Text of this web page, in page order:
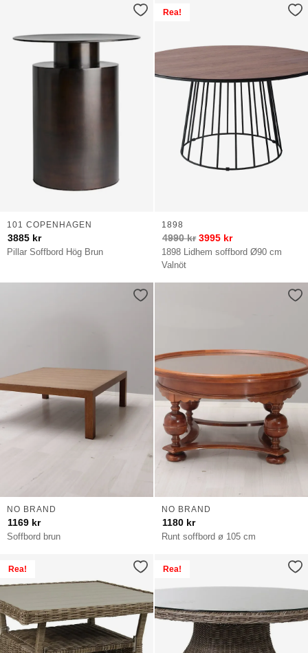
Pillar Soffbord Hög Brun
101 COPENHAGEN
3885 kr
Rea!
1898 Lidhem soffbord Ø90 cm
Valnöt
1898
4990kr 3995 kr
Soffbord brun
NO BRAND
1169 kr
Runt soffbord ø 105 cm
NO BRAND
1180 kr
Rea! Rea!